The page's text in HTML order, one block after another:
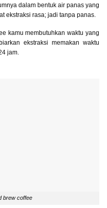
dalam bentuk air panas yang
ekstraksi rasa; jadi tanpa panas.
kamu membutuhkan waktu yang
ekstraksi memakan waktu
jam.
brew coffee